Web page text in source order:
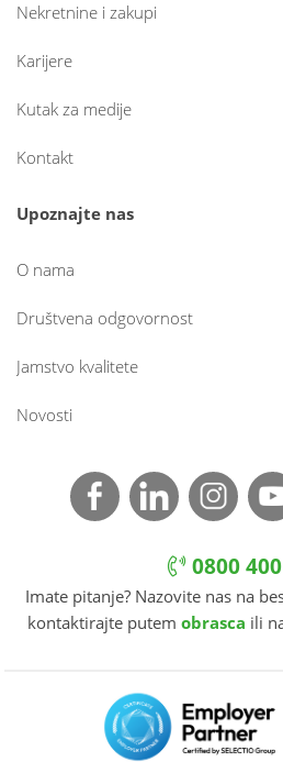
Nekretnine i zakupi
Karijere
Kutak za medije
Kontakt
Upoznajte nas
O nama
Društvena odgovornost
Jamstvo kvalitete
Novosti
0800
Imate pitanje? Nazovite nas na
kontaktirajte putem obrasca ili